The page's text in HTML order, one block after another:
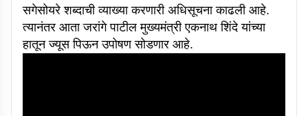
सगेसोयरे शब्दाची व्याख्या करणारी अधिसूचना काढली आहे.
त्यानंतर आता जरांगे पाटील मुख्यमंत्री एकनाथ शिंदे यांच्या
हातून ज्यूस पिऊन उपोषण सोडणार आहे.